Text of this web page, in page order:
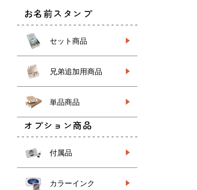
お名前スタンプ
セット商品
兄弟追加用商品
単品商品
オプション商品
付属品
カラーインク